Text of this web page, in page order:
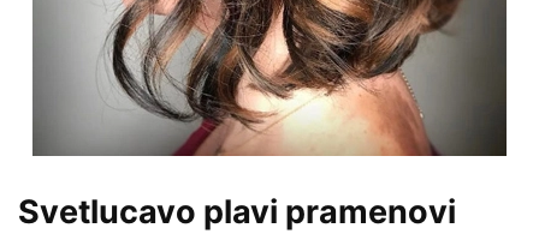
Svetlucavo plavi pramenovi